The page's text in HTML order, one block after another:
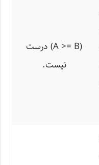
(A >= B) درست
نیست.